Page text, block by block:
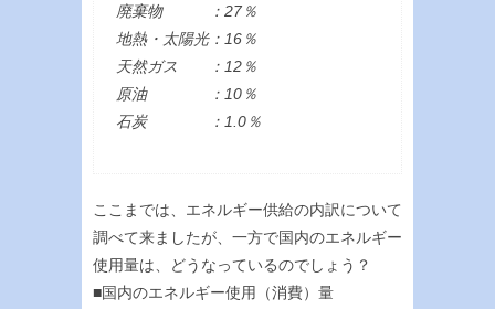
廃棄物 ：27％
地熱・太陽光：16％
天然ガス ：12％
原油 ：10％
石炭 ：1.0％
ここまでは、エネルギー供給の内訳について
調べて来ましたが、一方で国内のエネルギー
使用量は、どうなっているのでしょう？
■国内のエネルギー使用（消費）量